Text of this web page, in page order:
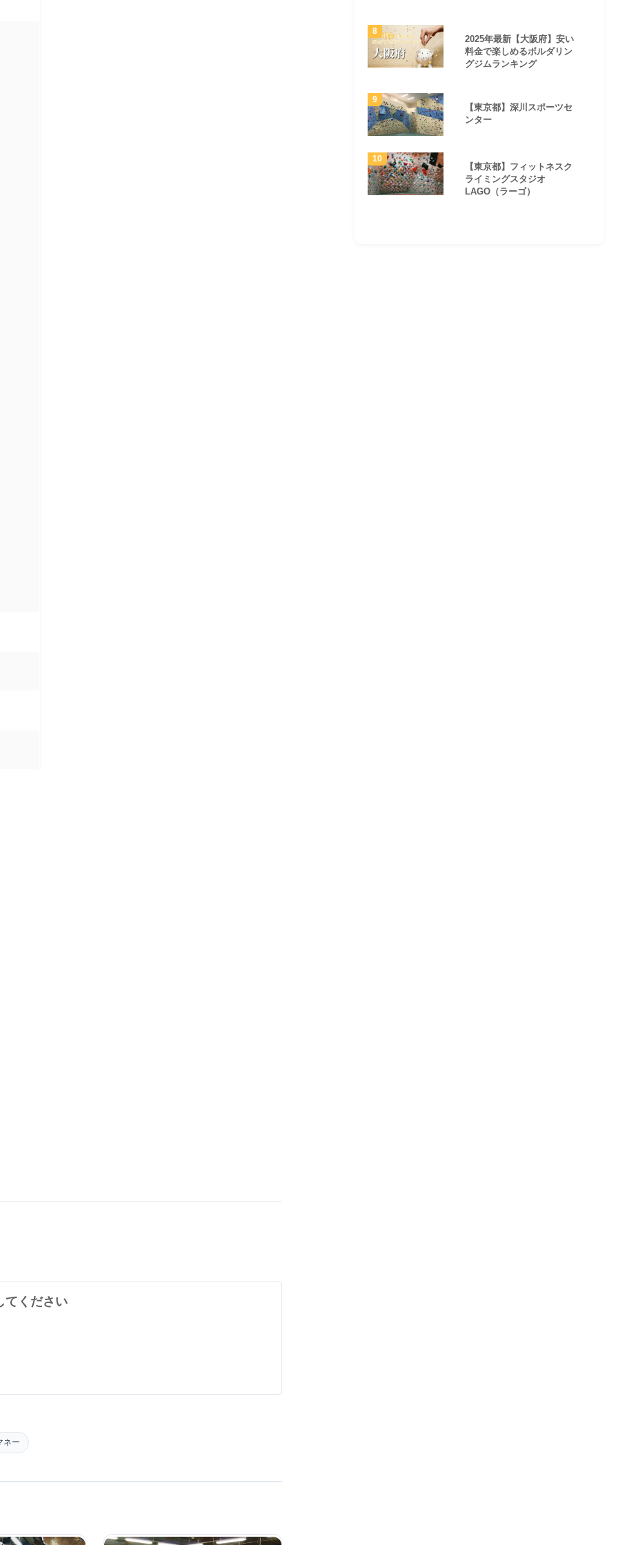
てください
ネー
2025年最新【大阪府】安い
料金で楽しめるボルダリン
グジムランキング
【東京都】深川スポーツセ
ンター
【東京都】フィットネスク
ライミングスタジオ
LAGO（ラーゴ）